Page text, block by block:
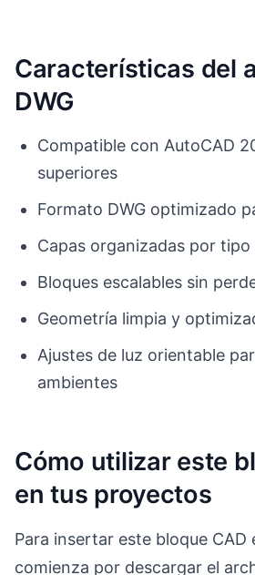
Características del
DWG
Compatible con AutoCAD
superiores
Formato DWG optimizado
Capas organizadas por
Bloques escalables sin
Geometría limpia y
Ajustes de luz orientable
ambientes
Cómo utilizar este
en tus proyectos
Para insertar este bloque
comienza por descargar el